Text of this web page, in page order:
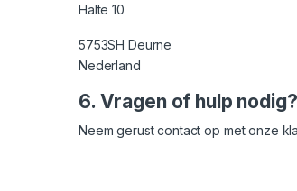
Halte 10
5753SH Deurne
Nederland
6. Vragen of hulp nodig?
Neem gerust contact op met onze